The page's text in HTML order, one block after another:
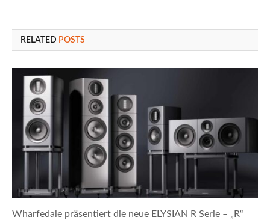
RELATED POSTS
Wharfedale präsentiert die neue ELYSIAN R Serie – „R“